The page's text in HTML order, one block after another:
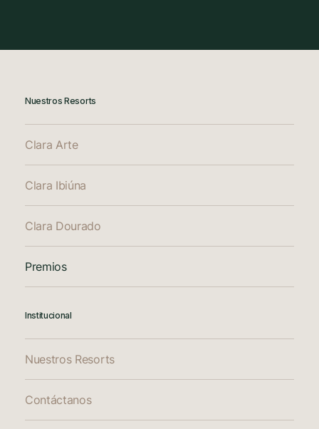
Nuestros Resorts
Clara Arte
Clara Ibiúna
Clara Dourado
Premios
Institucional
Nuestros Resorts
Contáctanos